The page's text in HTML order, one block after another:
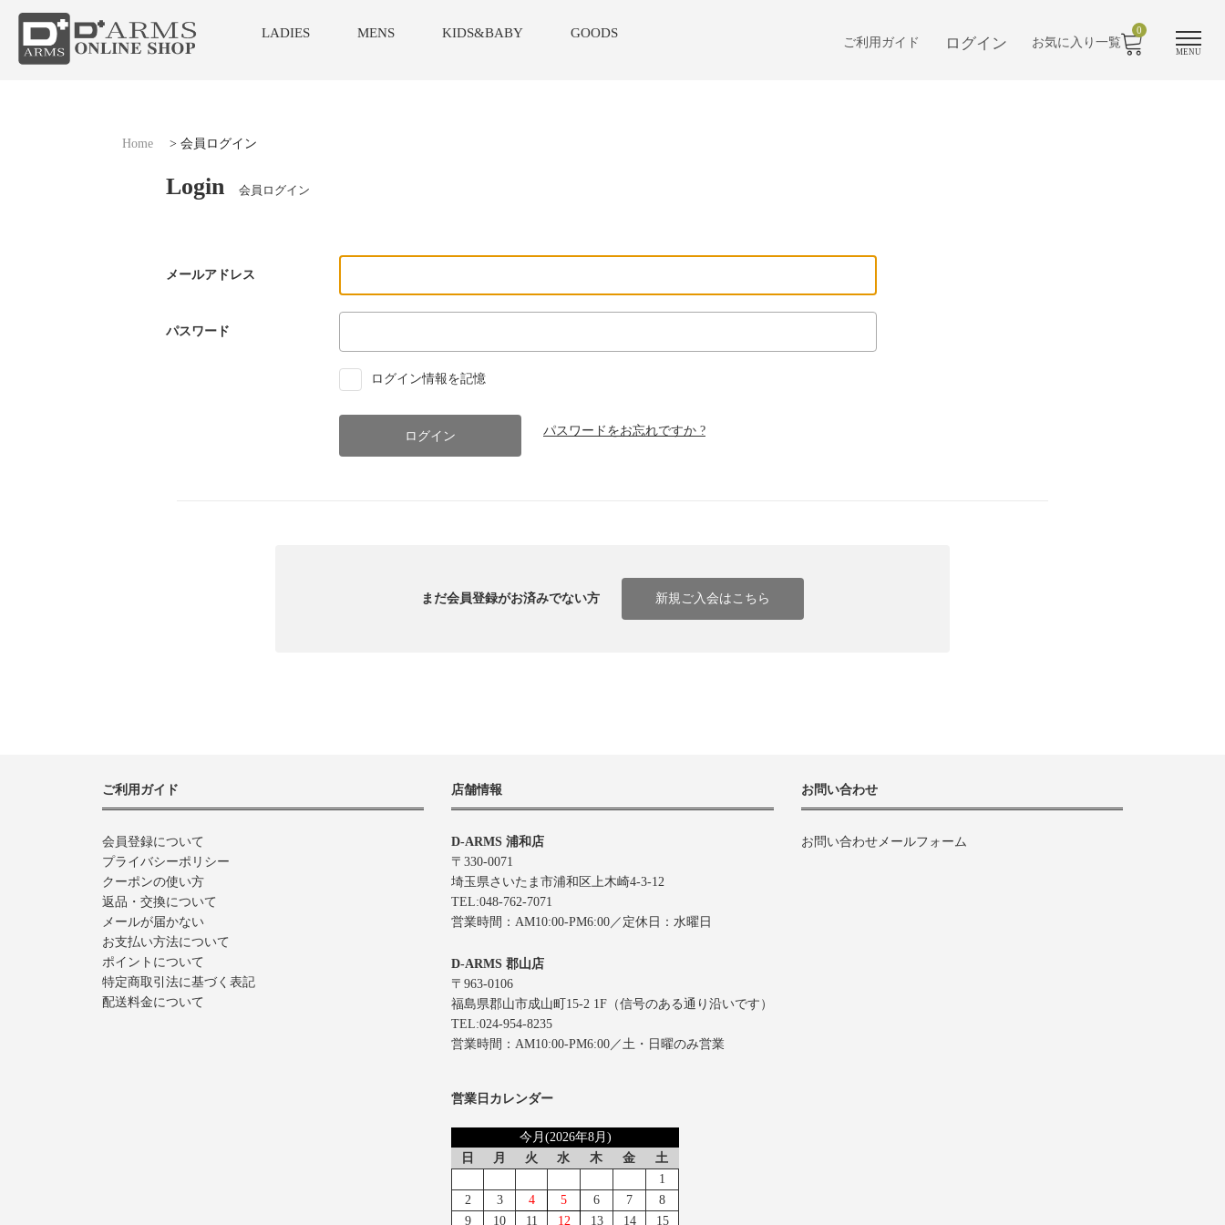
LADIES MENS KIDS&BABY GOODS
MENU
ご利用ガイド ログイン お気に入り一覧
0
Home > 会員ログイン
Login 会員ログイン
メールアドレス
パスワード
ログイン情報を記憶
パスワードをお忘れですか ?
まだ会員登録がお済みでない方 新規ご入会はこちら
ご利用ガイド
会員登録について
プライバシーポリシー
クーポンの使い方
返品・交換について
メールが届かない
お支払い方法について
ポイントについて
特定商取引法に基づく表記
配送料金について
店舗情報
D-ARMS 浦和店
〒330-0071
埼玉県さいたま市浦和区上木崎4-3-12
TEL:048-762-7071
営業時間：AM10:00-PM6:00／定休日：水曜日
D-ARMS 郡山店
〒963-0106
福島県郡山市成山町15-2 1F（信号のある通り沿いです）
TEL:024-954-8235
営業時間：AM10:00-PM6:00／土・日曜のみ営業
営業日カレンダー
今月(2026年8月)
日
月 火 水 木 金
土
1
2
3 4 5 6 7
8
9
10 11 12 13 14 15
お問い合わせ
お問い合わせメールフォーム